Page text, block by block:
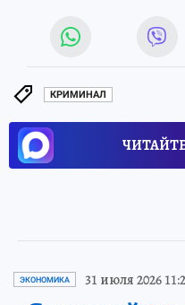
КРИМИНАЛ
ЭКОНОМИКА 31 июля 2026